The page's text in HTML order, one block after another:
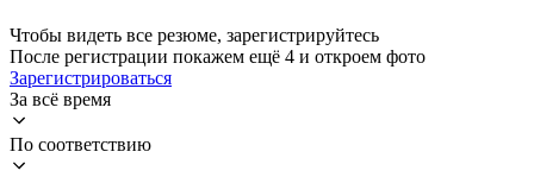
Чтобы видеть все резюме, зарегистрируйтесь
После регистрации покажем ещё 4 и откроем фото
Зарегистрироваться
За всё время
По соответствию